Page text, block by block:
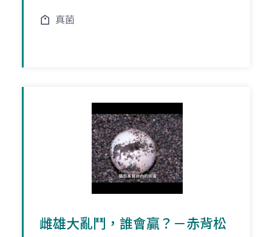
真菌
雌雄大亂鬥，誰會贏？－赤背松